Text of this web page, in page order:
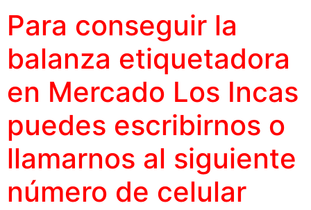
Para conseguir la
balanza etiquetadora
en Mercado Los Incas
puedes escribirnos o
llamarnos al siguiente
número de celular